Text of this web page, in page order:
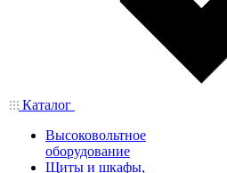
Каталог
Высоковольтное
оборудование
Щиты и шкафы,